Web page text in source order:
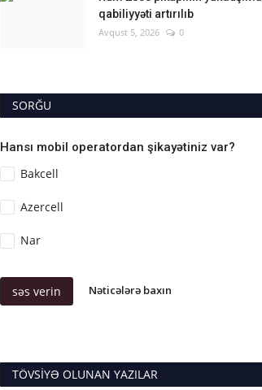
qabiliyyəti artırılıb
Avqust 5, 2026 0
SORĞU
Hansı mobil operatordan şikayətiniz var?
Bakcell
Azercell
Nar
səs verin Nəticələrə baxın
TÖVSIYƏ OLUNAN YAZILAR